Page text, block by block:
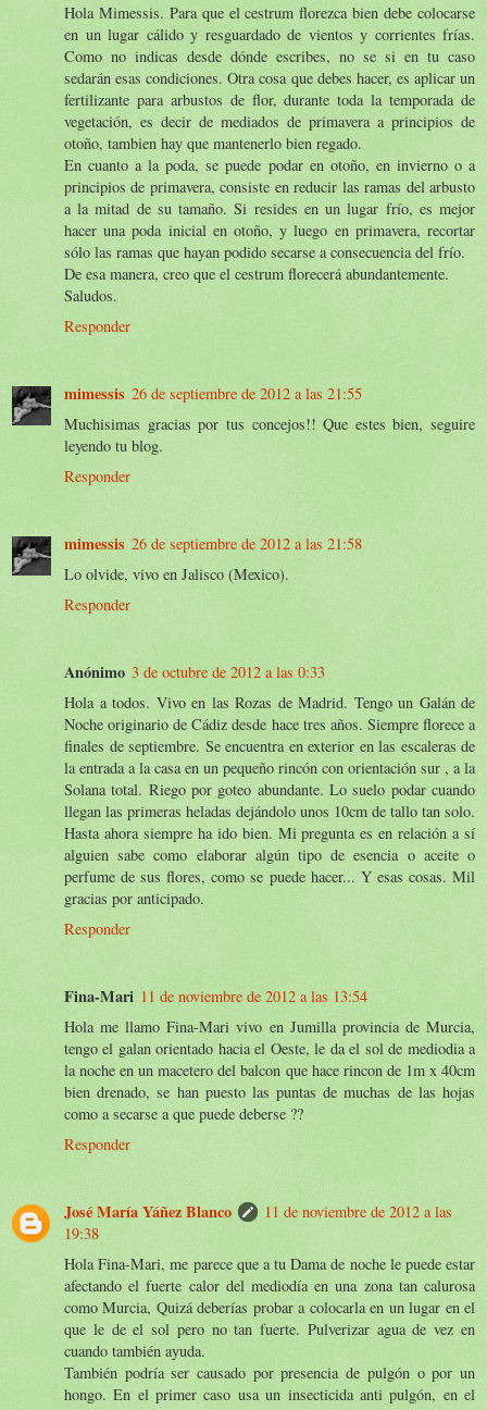
Hola Mimessis. Para que el cestrum florezca bien debe colocarse
en un lugar cálido y resguardado de vientos y corrientes frías.
Como no indicas desde dónde escribes, no se si en tu caso
sedarán esas condiciones. Otra cosa que debes hacer, es aplicar un
fertilizante para arbustos de flor, durante toda la temporada de
vegetación, es decir de mediados de primavera a principios de
otoño, tambien hay que mantenerlo bien regado.
En cuanto a la poda, se puede podar en otoño, en invierno o a
principios de primavera, consiste en reducir las ramas del arbusto
a la mitad de su tamaño. Si resides en un lugar frío, es mejor
hacer una poda inicial en otoño, y luego en primavera, recortar
sólo las ramas que hayan podido secarse a consecuencia del frío.
De esa manera, creo que el cestrum florecerá abundantemente.
Saludos.
Responder
mimessis 26 de septiembre de 2012 a las 21:55
Muchisimas gracias por tus concejos!! Que estes bien, seguire
leyendo tu blog.
Responder
mimessis 26 de septiembre de 2012 a las 21:58
Lo olvide, vivo en Jalisco (Mexico).
Responder
Anónimo 3 de octubre de 2012 a las 0:33
Hola a todos. Vivo en las Rozas de Madrid. Tengo un Galán de
Noche originario de Cádiz desde hace tres años. Siempre florece a
finales de septiembre. Se encuentra en exterior en las escaleras de
la entrada a la casa en un pequeño rincón con orientación sur , a la
Solana total. Riego por goteo abundante. Lo suelo podar cuando
llegan las primeras heladas dejándolo unos 10cm de tallo tan solo.
Hasta ahora siempre ha ido bien. Mi pregunta es en relación a sí
alguien sabe como elaborar algún tipo de esencia o aceite o
perfume de sus flores, como se puede hacer... Y esas cosas. Mil
gracias por anticipado.
Responder
Fina-Mari 11 de noviembre de 2012 a las 13:54
Hola me llamo Fina-Mari vivo en Jumilla provincia de Murcia,
tengo el galan orientado hacia el Oeste, le da el sol de mediodia a
la noche en un macetero del balcon que hace rincon de 1m x 40cm
bien drenado, se han puesto las puntas de muchas de las hojas
como a secarse a que puede deberse ??
Responder
José María Yáñez Blanco
11 de noviembre de 2012 a las
19:38
Hola Fina-Mari, me parece que a tu Dama de noche le puede estar
afectando el fuerte calor del mediodía en una zona tan calurosa
como Murcia, Quizá deberías probar a colocarla en un lugar en el
que le de el sol pero no tan fuerte. Pulverizar agua de vez en
cuando también ayuda.
También podría ser causado por presencia de pulgón o por un
hongo. En el primer caso usa un insecticida anti pulgón, en el